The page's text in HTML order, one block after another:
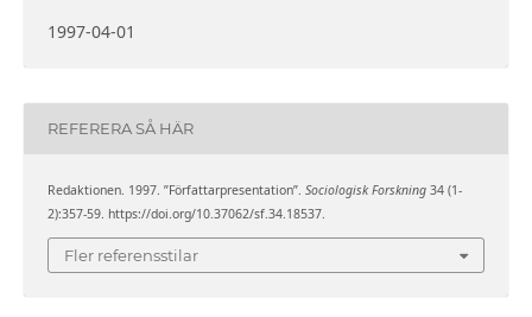
1997-04-01
REFERERA SÅ HÄR
Redaktionen. 1997. ”Författarpresentation”. Sociologisk Forskning34 (1-
2):357-59. https://doi.org/10.37062/sf.34.18537.
Fler referensstilar